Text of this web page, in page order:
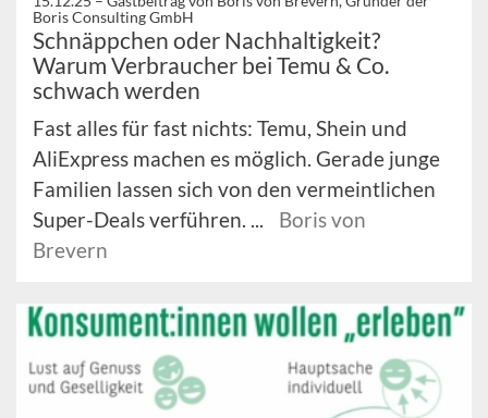
Boris Consulting GmbH
Schnäppchen oder Nachhaltigkeit?
Warum Verbraucher bei Temu & Co.
schwach werden
Fast alles für fast nichts: Temu, Shein und
AliExpress machen es möglich. Gerade junge
Familien lassen sich von den vermeintlichen
Super-Deals verführen. ...
Boris von
Brevern